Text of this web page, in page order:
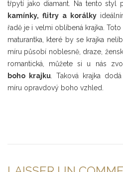
třpytí jako diamant. Na tento styl
kamínky, flitry a korálky
řadě je i velmi oblíbená krajka.
maturantka, které by se krajka
míru působí noblesně, draze,
romantická, můžete si u nás
boho krajku. Taková krajka
míru opravdový boho vzhled.